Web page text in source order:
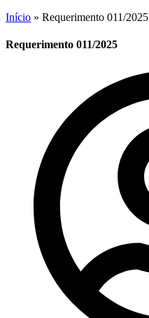
Início » Requerimento 011/2025
Requerimento 011/2025